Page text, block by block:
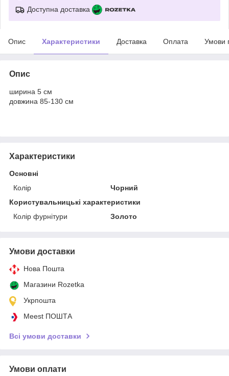
Доступна доставка
Опис Характеристики Доставка Оплата Умови
Опис
ширина 5 см
довжина 85-130 см
Характеристики
Основні
Колір
Чорний
Користувальницькі характеристики
Колір фурнітури
Золото
Умови доставки
Нова Пошта
Магазини Rozetka
Укрпошта
Meest ПОШТА
Всі умови доставки
Умови оплати